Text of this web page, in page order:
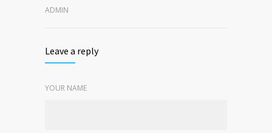
ADMIN
Leave a reply
YOUR NAME